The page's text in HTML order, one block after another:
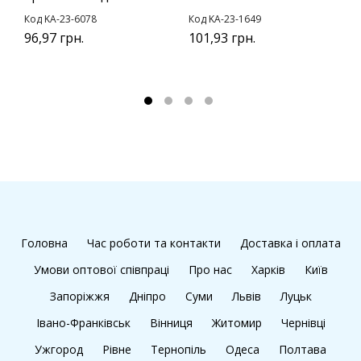
Код KA-23-6078
96,97 грн.
Код KA-23-1649
101,93 грн.
Головна Час роботи та контакти
Доставка і оплата
Умови оптової співпраці
Про нас Харків
Київ
Запоріжжя
Дніпро Суми Львів
Луцьк
Івано-Франківськ
Вінниця Житомир
Чернівці
Ужгород
Рівне Тернопіль Одеса Полтава